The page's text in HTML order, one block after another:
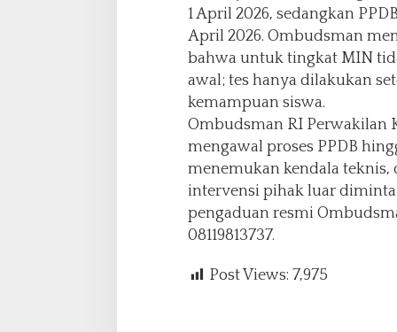
1 April 2026, sedangkan
April 2026. Ombudsman
bahwa untuk tingkat MIN
awal; tes hanya dilakukan
kemampuan siswa.
Ombudsman RI Perwakilan
mengawal proses PPDB
menemukan kendala teknis,
intervensi pihak luar
pengaduan resmi
08119813737.
Post Views: 7,975